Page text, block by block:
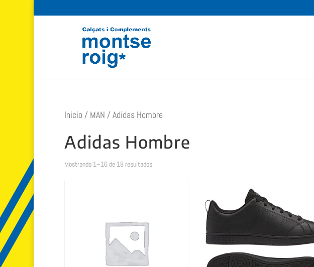
Inicio / MAN / Adidas Hombre
Adidas Hombre
Mostrando 1–16 de 18 resultadosOrdenado